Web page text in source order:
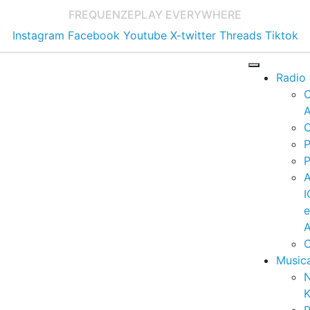
FREQUENZEPLAY EVERYWHERE
Instagram Facebook Youtube X-twitter Threads Tiktok
Radio
e